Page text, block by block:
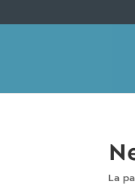
La